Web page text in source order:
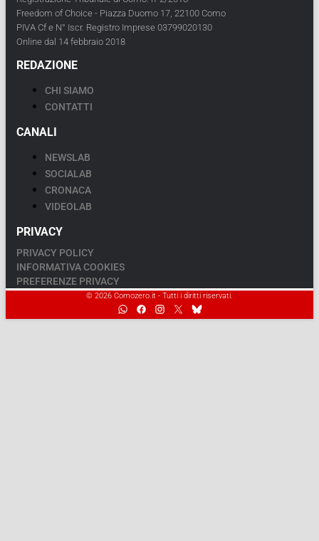
Freedom of Choice - Piazza Duomo 17, 22100 Como
PIVA Cf e N° Iscr. Registro Imprese 03799020130
Online dal 14 febbraio 2018
REDAZIONE
CHI SIAMO
CONTATTI
CANALI
NEWSLAB
SOCIALAB
CRONACA
VIDEOLAB
PRIVACY
PRIVACY POLICY
INFORMATIVA COOKIES
PREFERENZE PRIVACY
© 2026 Comozero.it - Tutti i diritti riservati.